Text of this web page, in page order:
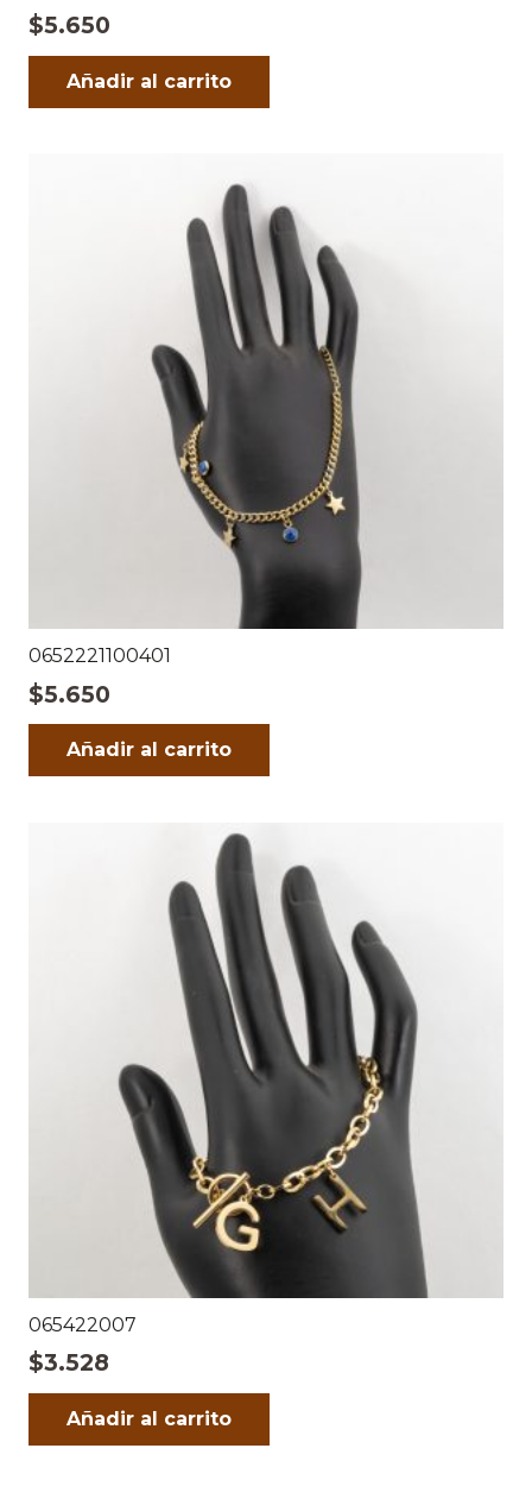
$5.650
Añadir al carrito
0652221100401
$5.650
Añadir al carrito
065422007
$3.528
Añadir al carrito